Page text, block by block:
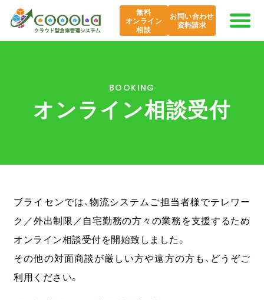
無料
オンライン
相談
お問い合わせ
資料請求
AI COOOLa
課題から探す
COOOLa WES
BOOKING
オンライン相談受付
ブライセンでは、物流システムご担当者様でテレワー
ク／外出制限／自宅勤務の方々の業務を支援するため
オンライン相談受付を開始致しました。
その他の対面商談が厳しい方や遠方の方も、どうぞご
利用ください。